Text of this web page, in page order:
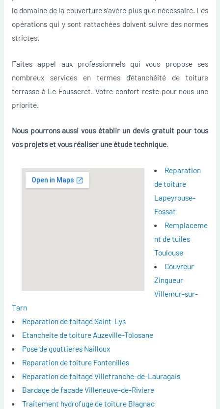
le domaine de la couverture s’avère plus que nécessaire. Les
opérations qui y sont rattachées doivent suivre des normes
strictes.
Faites appel aux professionnels qui vous propose ses
nombreux services en termes d’étanchéité de toiture
terrasse à Le Fousseret. Votre confort reste pour nous une
priorité.
Nous pourrons aussi vous établir un devis gratuit pour tous
vos projets et vous réaliser une étude technique.
Reparation
de toiture
Lapeyrouse-
Fossat
Remplaceme
nt de tuiles
Toulouse
Couvreur
Zingueur
Villemur-sur-
Tarn
Reparation de faitage Saint-Lys
Etancheite de toiture Auzeville-Tolosane
Pose de gouttieres Nailloux
Reparation de toiture Fontenilles
Reparation de faitage Villefranche-de-Lauragais
Bardage de facade Villeneuve-de-Riviere
Traitement hydrofuge de toiture Blagnac